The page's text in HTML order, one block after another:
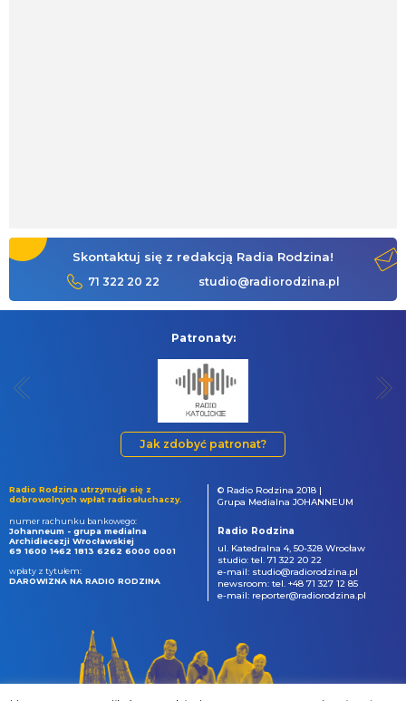
Skontaktuj się z redakcją Radia Rodzina!
71 322 20 22 studio@radiorodzina.pl
Patronaty:
Jak zdobyć patronat?
Radio Rodzina utrzymuje się z
dobrowolnych wpłat radiosłuchaczy.
numer rachunku bankowego:
Johanneum - grupa medialna
Archidiecezji Wrocławskiej
69 1600 1462 1813 6262 6000 0001
wpłaty z tytułem:
DAROWIZNA NA RADIO RODZINA
© Radio Rodzina 2018 |
Grupa Medialna JOHANNEUM
Radio Rodzina
ul. Katedralna 4, 50-328 Wrocław
studio: tel. 71 322 20 22
e-mail: studio@radiorodzina.pl
newsroom: tel. +48 71 327 12 85
e-mail: reporter@radiorodzina.pl